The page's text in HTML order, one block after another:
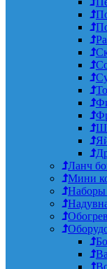
Ланч
Мини
Наборы